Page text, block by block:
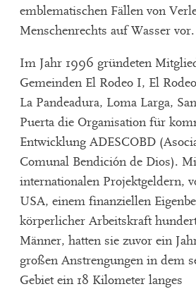
emblematischen Fällen von
Menschenrechts auf Wasser vor.
Im Jahr 1996 gründeten
Gemeinden El Rodeo I, El
La Pandeadura, Loma Larga,
Puerta die Organisation für
Entwicklung ADESCOBD
Comunal Bendición de Dios).
internationalen Projektgeldern,
USA, einem finanziellen
körperlicher Arbeitskraft
Männer, hatten sie zuvor ein
großen Anstrengungen in dem
Gebiet ein 18 Kilometer langes